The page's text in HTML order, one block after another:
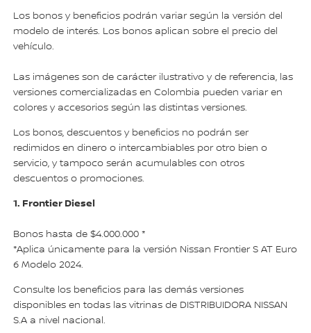
Los bonos y beneficios podrán variar según la versión del
modelo de interés. Los bonos aplican sobre el precio del
vehículo.
Las imágenes son de carácter ilustrativo y de referencia, las
versiones comercializadas en Colombia pueden variar en
colores y accesorios según las distintas versiones.
Los bonos, descuentos y beneficios no podrán ser
redimidos en dinero o intercambiables por otro bien o
servicio, y tampoco serán acumulables con otros
descuentos o promociones.
1. Frontier Diesel
Bonos hasta de $4.000.000 *
*Aplica únicamente para la versión Nissan Frontier S AT Euro
6 Modelo 2024.
Consulte los beneficios para las demás versiones
disponibles en todas las vitrinas de DISTRIBUIDORA NISSAN
S.A a nivel nacional.